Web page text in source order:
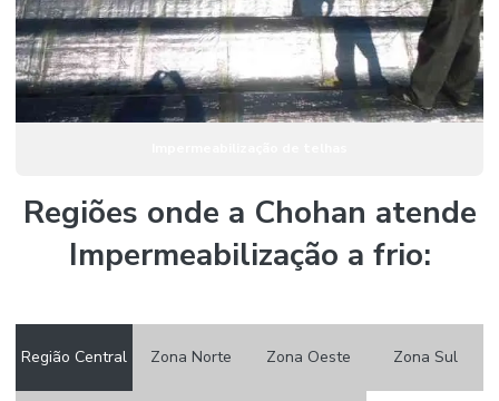
Regiões onde a Chohan atende
Impermeabilização a frio:
Região Central Zona Norte Zona Oeste Zona Sul